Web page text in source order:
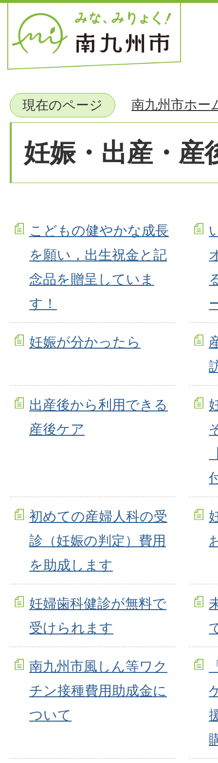
現在のページ 南九州市ホー
妊娠・出産・産
こどもの健やかな成長
を願い，出生祝金と記
念品を贈呈していま
す！
妊娠が分かったら
出産後から利用できる
産後ケア
初めての産婦人科の受
診（妊娠の判定）費用
を助成します
妊婦歯科健診が無料で
受けられます
南九州市風しん等ワク
チン接種費用助成金に
ついて